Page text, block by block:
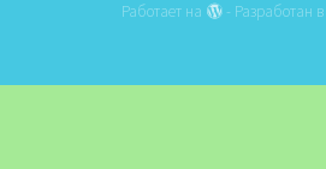
Работает на - Разработан в